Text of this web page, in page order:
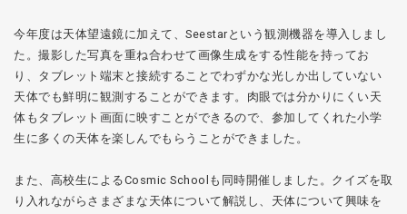
今年度は天体望遠鏡に加えて、Seestarという観測機器を導入しまし
た。撮影した写真を重ね合わせて画像生成をする性能を持ってお
り、タブレット端末と接続することでわずかな光しか出していない
天体でも鮮明に観測することができます。肉眼では分かりにくい天
体もタブレット画面に映すことができるので、参加してくれた小学
生に多くの天体を楽しんでもらうことができました。
また、高校生によるCosmic Schoolも同時開催しました。クイズを取
り入れながらさまざまな天体について解説し、天体について興味を